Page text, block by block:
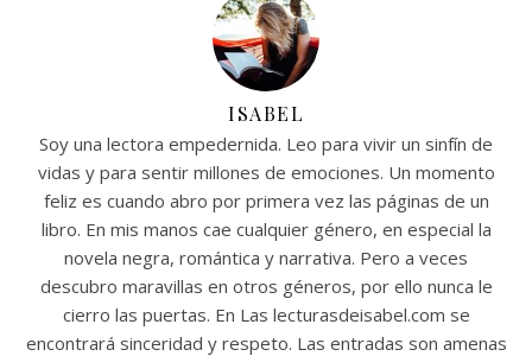
ISABEL
Soy una lectora empedernida. Leo para vivir un sinfín de
vidas y para sentir millones de emociones. Un momento
feliz es cuando abro por primera vez las páginas de un
libro. En mis manos cae cualquier género, en especial la
novela negra, romántica y narrativa. Pero a veces
descubro maravillas en otros géneros, por ello nunca le
cierro las puertas. En Las lecturasdeisabel.com se
encontrará sinceridad y respeto. Las entradas son amenas